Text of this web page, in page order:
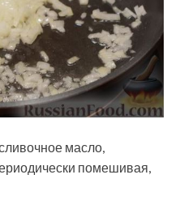
масло,
помешивая,